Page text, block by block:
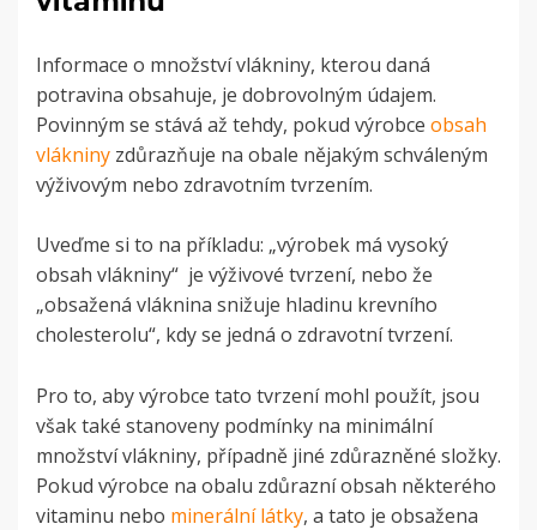
Informace o množství vlákniny, kterou daná
potravina obsahuje, je dobrovolným údajem.
Povinným se stává až tehdy, pokud výrobce obsah
vlákniny zdůrazňuje na obale nějakým schváleným
výživovým nebo zdravotním tvrzením.
Uveďme si to na příkladu: „výrobek má vysoký
obsah vlákniny“ je výživové tvrzení, nebo že
„obsažená vláknina snižuje hladinu krevního
cholesterolu“, kdy se jedná o zdravotní tvrzení.
Pro to, aby výrobce tato tvrzení mohl použít, jsou
však také stanoveny podmínky na minimální
množství vlákniny, případně jiné zdůrazněné složky.
Pokud výrobce na obalu zdůrazní obsah některého
vitaminu nebo minerální látky, a tato je obsažena